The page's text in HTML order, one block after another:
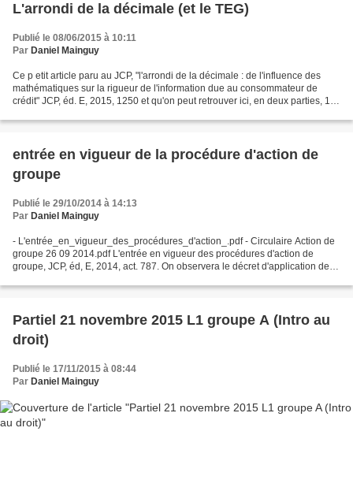
L'arrondi de la décimale (et le TEG)
Publié le 08/06/2015 à 10:11
Par Daniel Mainguy
Ce p etit article paru au JCP, "l'arrondi de la décimale : de l'influence des
mathématiques sur la rigueur de l'information due au consommateur de
crédit" JCP, éd. E, 2015, 1250 et qu'on peut retrouver ici, en deux parties, 1 et
entrée en vigueur de la procédure d'action de
groupe
Publié le 29/10/2014 à 14:13
Par Daniel Mainguy
- L'entrée_en_vigueur_des_procédures_d'action_.pdf - Circulaire Action de
groupe 26 09 2014.pdf L'entrée en vigueur des procédures d'action de
groupe, JCP, éd, E, 2014, act. 787. On observera le décret d'application de la
Partiel 21 novembre 2015 L1 groupe A (Intro au
droit)
Publié le 17/11/2015 à 08:44
Par Daniel Mainguy